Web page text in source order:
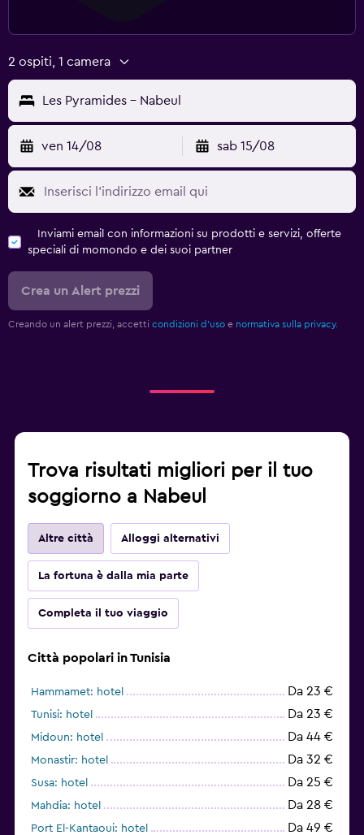
2 ospiti, 1 camera
Les Pyramides - Nabeul
ven 14/08 sab 15/08
Inviami email con informazioni su prodotti e servizi, offerte
speciali di momondo e dei suoi partner
Crea un Alert prezzi
Creando un alert prezzi, accetti condizioni d'uso e normativa sulla privacy.
Trova risultati migliori per il tuo
soggiorno a Nabeul
Altre città Alloggi alternativi
La fortuna è dalla mia parte
Completa il tuo viaggio
Città popolari in Tunisia
Hammamet: hotel Da 23 €
Tunisi: hotel Da 23 €
Midoun: hotel Da 44 €
Monastir: hotel Da 32 €
Susa: hotel Da 25 €
Mahdia: hotel Da 28 €
Port El-Kantaoui: hotel Da 49 €